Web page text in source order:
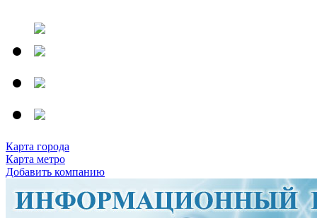
Карта города
Карта метро
Добавить компанию